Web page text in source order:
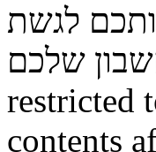
לגשת
restricted
contents